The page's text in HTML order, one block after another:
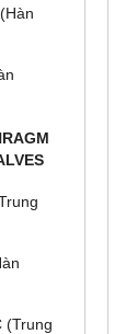
(Trung